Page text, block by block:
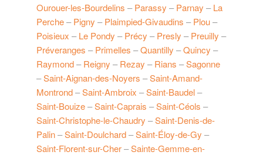
Ourouer-les-Bourdelins –Parassy –Parnay –La
Perche–Pigny –Plaimpied-Givaudins –Plou–
Poisieux –Le Pondy –Précy –Presly –Preuilly –
Préveranges –Primelles –Quantilly –Quincy –
Raymond–Reigny –Rezay –Rians –Sagonne
–Saint-Aignan-des-Noyers –Saint-Amand-
Montrond–Saint-Ambroix –Saint-Baudel–
Saint-Bouize–Saint-Caprais –Saint-Céols –
Saint-Christophe-le-Chaudry –Saint-Denis-de-
Palin–Saint-Doulchard–Saint-Éloy-de-Gy –
Saint-Florent-sur-Cher–Sainte-Gemme-en-